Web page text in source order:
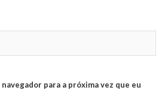
para a próxima vez que eu